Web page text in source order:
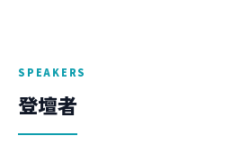
SPEAKERS
登壇者